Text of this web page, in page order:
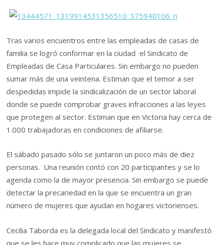
Tras varios encuentros entre las empleadas de casas de
familia se logró conformar en la ciudad el Sindicato de
Empleadas de Casa Particulares. Sin embargo no pueden
sumar más de una veintena. Estiman que el temor a ser
despedidas impide la sindicalización de un sector laboral
donde se puede comprobar graves infracciones a las leyes
que protegen al sector. Estiman que en Victoria hay cerca de
1.000 trabajadoras en condiciones de afiliarse.
El sábado pasado sólo se juntaron un poco más de diez
personas. Una reunión contó con 20 participantes y se lo
agenda como la de mayor presencia. Sin embargo se puede
detectar la precariedad en la que se encuentra un gran
número de mujeres que ayudan en hogares victorienses.
Cecilia Taborda es la delegada local del Sindicato y manifestó
que se les hace muy complicado que las mujeres se